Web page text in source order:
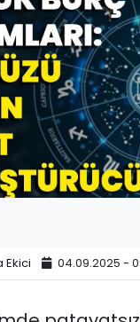
Ekici 04.09.2025 -